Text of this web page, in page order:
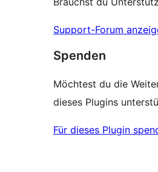
Support-Forum
Spenden
Möchtest du die
dieses Plugins
Für dieses Plugin